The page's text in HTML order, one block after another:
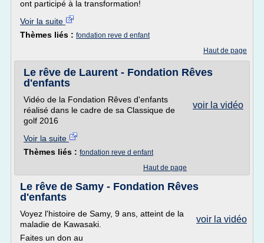
ont participé à la transformation!
Voir la suite
Thèmes liés : fondation reve d enfant
Haut de page
Le rêve de Laurent - Fondation Rêves
d'enfants
voir la vidéo
Vidéo de la Fondation Rêves d'enfants
réalisé dans le cadre de sa Classique de
golf 2016
Voir la suite
Thèmes liés : fondation reve d enfant
Haut de page
Le rêve de Samy - Fondation Rêves
d'enfants
voir la vidéo
Voyez l'histoire de Samy, 9 ans, atteint de la
maladie de Kawasaki.
Faites un don au